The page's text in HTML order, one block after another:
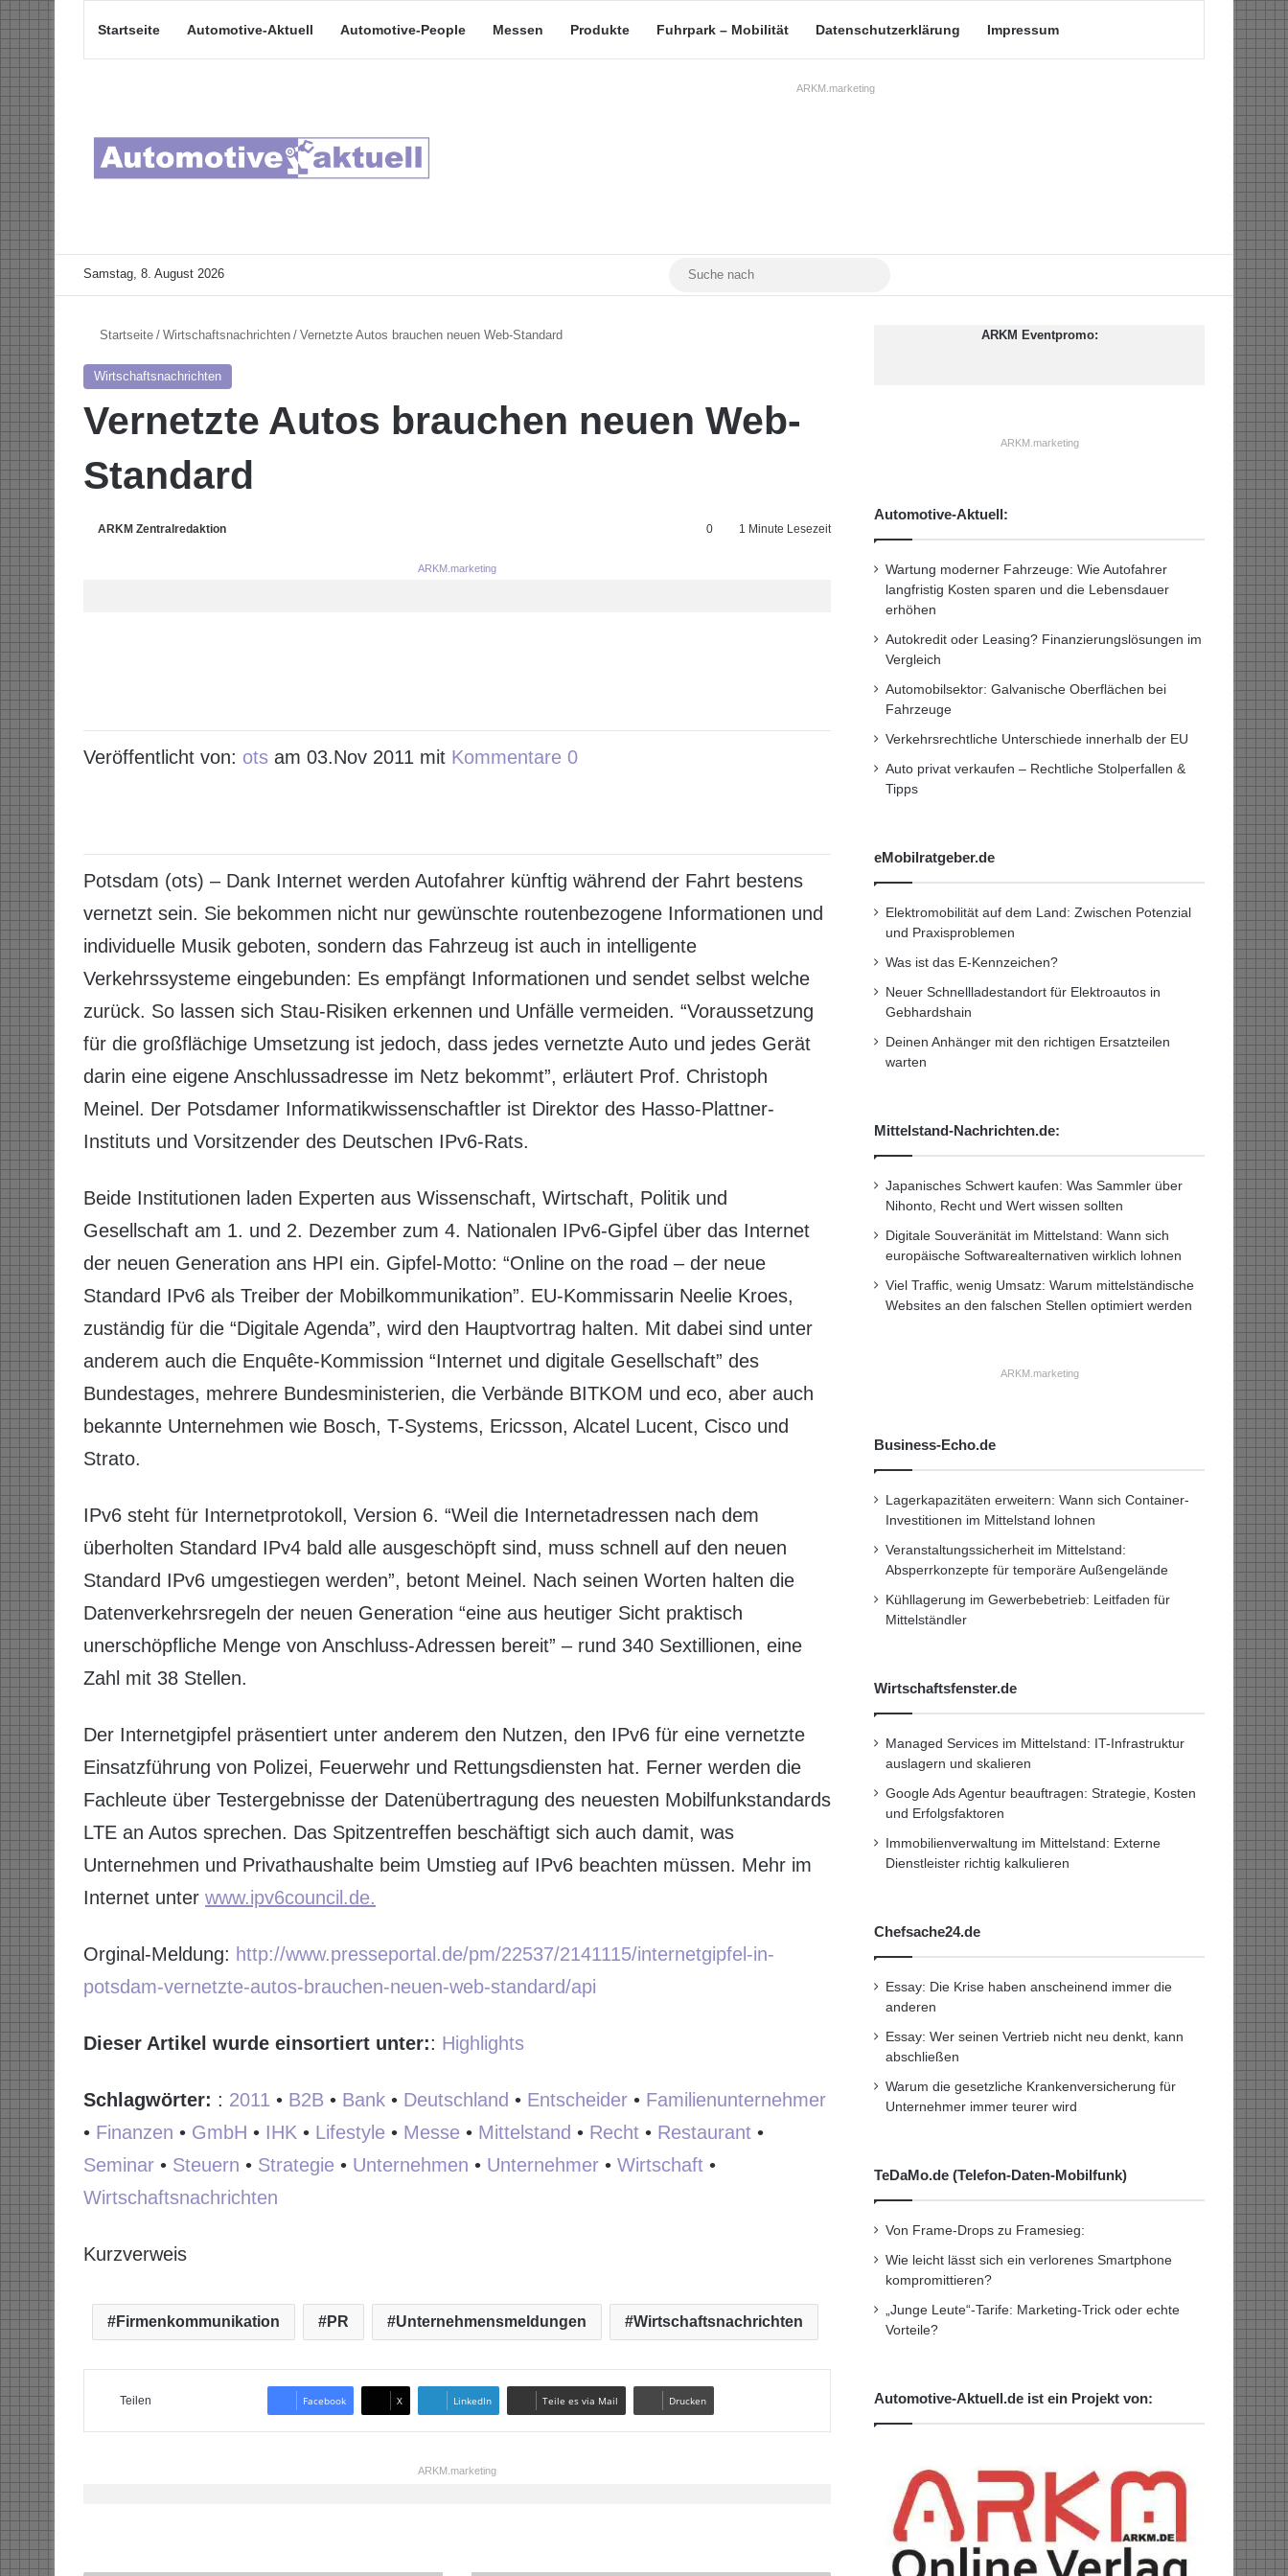
Startseite Automotive-Aktuell Automotive-People Messen Produkte Fuhrpark – Mobilität Datenschutzerklärung Impressum
ARKM.marketing
Samstag, 8. August 2026 YouTubeMastodon
Startseite / Wirtschaftsnachrichten / Vernetzte Autos brauchen neuen Web-Standard
Wirtschaftsnachrichten
Vernetzte Autos brauchen neuen Web-
Standard
ARKM Zentralredaktion 0 1 Minute Lesezeit
ARKM.marketing
Veröffentlicht von: ots am 03.Nov 2011 mit Kommentare 0
Potsdam (ots) – Dank Internet werden Autofahrer künftig während der Fahrt bestens
vernetzt sein. Sie bekommen nicht nur gewünschte routenbezogene Informationen und
individuelle Musik geboten, sondern das Fahrzeug ist auch in intelligente
Verkehrssysteme eingebunden: Es empfängt Informationen und sendet selbst welche
zurück. So lassen sich Stau-Risiken erkennen und Unfälle vermeiden. “Voraussetzung
für die großflächige Umsetzung ist jedoch, dass jedes vernetzte Auto und jedes Gerät
darin eine eigene Anschlussadresse im Netz bekommt”, erläutert Prof. Christoph
Meinel. Der Potsdamer Informatikwissenschaftler ist Direktor des Hasso-Plattner-
Instituts und Vorsitzender des Deutschen IPv6-Rats.
Beide Institutionen laden Experten aus Wissenschaft, Wirtschaft, Politik und
Gesellschaft am 1. und 2. Dezember zum 4. Nationalen IPv6-Gipfel über das Internet
der neuen Generation ans HPI ein. Gipfel-Motto: “Online on the road – der neue
Standard IPv6 als Treiber der Mobilkommunikation”. EU-Kommissarin Neelie Kroes,
zuständig für die “Digitale Agenda”, wird den Hauptvortrag halten. Mit dabei sind unter
anderem auch die Enquête-Kommission “Internet und digitale Gesellschaft” des
Bundestages, mehrere Bundesministerien, die Verbände BITKOM und eco, aber auch
bekannte Unternehmen wie Bosch, T-Systems, Ericsson, Alcatel Lucent, Cisco und
Strato.
IPv6 steht für Internetprotokoll, Version 6. “Weil die Internetadressen nach dem
überholten Standard IPv4 bald alle ausgeschöpft sind, muss schnell auf den neuen
Standard IPv6 umgestiegen werden”, betont Meinel. Nach seinen Worten halten die
Datenverkehrsregeln der neuen Generation “eine aus heutiger Sicht praktisch
unerschöpfliche Menge von Anschluss-Adressen bereit” – rund 340 Sextillionen, eine
Zahl mit 38 Stellen.
Der Internetgipfel präsentiert unter anderem den Nutzen, den IPv6 für eine vernetzte
Einsatzführung von Polizei, Feuerwehr und Rettungsdiensten hat. Ferner werden die
Fachleute über Testergebnisse der Datenübertragung des neuesten Mobilfunkstandards
LTE an Autos sprechen. Das Spitzentreffen beschäftigt sich auch damit, was
Unternehmen und Privathaushalte beim Umstieg auf IPv6 beachten müssen. Mehr im
Internet unter www.ipv6council.de.
Orginal-Meldung: http://www.presseportal.de/pm/22537/2141115/internetgipfel-in-
potsdam-vernetzte-autos-brauchen-neuen-web-standard/api
Dieser Artikel wurde einsortiert unter:: Highlights
Schlagwörter: : 2011 • B2B • Bank • Deutschland • Entscheider • Familienunternehmer
• Finanzen • GmbH • IHK • Lifestyle • Messe • Mittelstand • Recht • Restaurant •
Seminar • Steuern • Strategie • Unternehmen • Unternehmer • Wirtschaft •
Wirtschaftsnachrichten
Kurzverweis
Firmenkommunikation PR Unternehmensmeldungen Wirtschaftsnachrichten
Teilen Facebook X LinkedIn Teile es via Mail Drucken
ARKM.marketing
ARKM Eventpromo:
ARKM.marketing
Automotive-Aktuell:
Wartung moderner Fahrzeuge: Wie Autofahrer
langfristig Kosten sparen und die Lebensdauer
erhöhen
Autokredit oder Leasing? Finanzierungslösungen im
Vergleich
Automobilsektor: Galvanische Oberflächen bei
Fahrzeuge
Verkehrsrechtliche Unterschiede innerhalb der EU
Auto privat verkaufen – Rechtliche Stolperfallen &
Tipps
eMobilratgeber.de
Elektromobilität auf dem Land: Zwischen Potenzial
und Praxisproblemen
Was ist das E-Kennzeichen?
Neuer Schnellladestandort für Elektroautos in
Gebhardshain
Deinen Anhänger mit den richtigen Ersatzteilen
warten
Mittelstand-Nachrichten.de:
Japanisches Schwert kaufen: Was Sammler über
Nihonto, Recht und Wert wissen sollten
Digitale Souveränität im Mittelstand: Wann sich
europäische Softwarealternativen wirklich lohnen
Viel Traffic, wenig Umsatz: Warum mittelständische
Websites an den falschen Stellen optimiert werden
ARKM.marketing
Business-Echo.de
Lagerkapazitäten erweitern: Wann sich Container-
Investitionen im Mittelstand lohnen
Veranstaltungssicherheit im Mittelstand:
Absperrkonzepte für temporäre Außengelände
Kühllagerung im Gewerbebetrieb: Leitfaden für
Mittelständler
Wirtschaftsfenster.de
Managed Services im Mittelstand: IT-Infrastruktur
auslagern und skalieren
Google Ads Agentur beauftragen: Strategie, Kosten
und Erfolgsfaktoren
Immobilienverwaltung im Mittelstand: Externe
Dienstleister richtig kalkulieren
Chefsache24.de
Essay: Die Krise haben anscheinend immer die
anderen
Essay: Wer seinen Vertrieb nicht neu denkt, kann
abschließen
Warum die gesetzliche Krankenversicherung für
Unternehmer immer teurer wird
TeDaMo.de (Telefon-Daten-Mobilfunk)
Von Frame-Drops zu Framesieg:
Wie leicht lässt sich ein verlorenes Smartphone
kompromittieren?
„Junge Leute“-Tarife: Marketing-Trick oder echte
Vorteile?
Automotive-Aktuell.de ist ein Projekt von: